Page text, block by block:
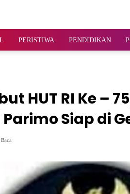
PERISTIWA PENDIDIKAN
HUT RI Ke –
Siap di